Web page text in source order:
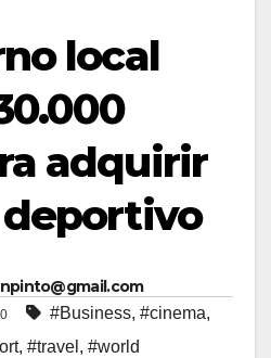
local
adquirir
#Business, #cinema,
, #travel , #world